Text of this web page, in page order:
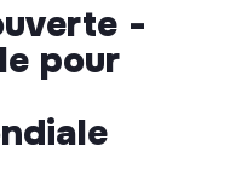
-
pour